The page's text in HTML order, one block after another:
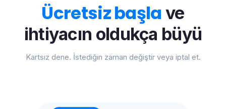
Ücretsiz başla ve
ihtiyacın oldukça büyü
Kartsız dene. İstediğin zaman değiştir veya iptal et.